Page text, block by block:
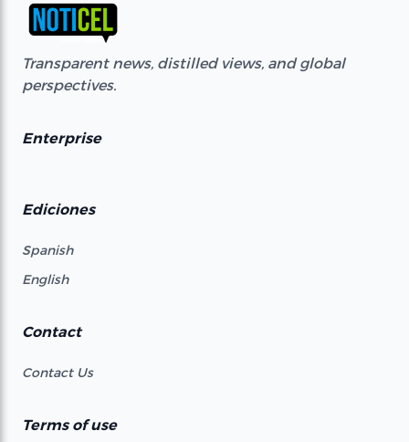
Transparent news, distilled views, and global
perspectives.
Enterprise
Ediciones
Spanish
English
Contact
Contact Us
Terms of use